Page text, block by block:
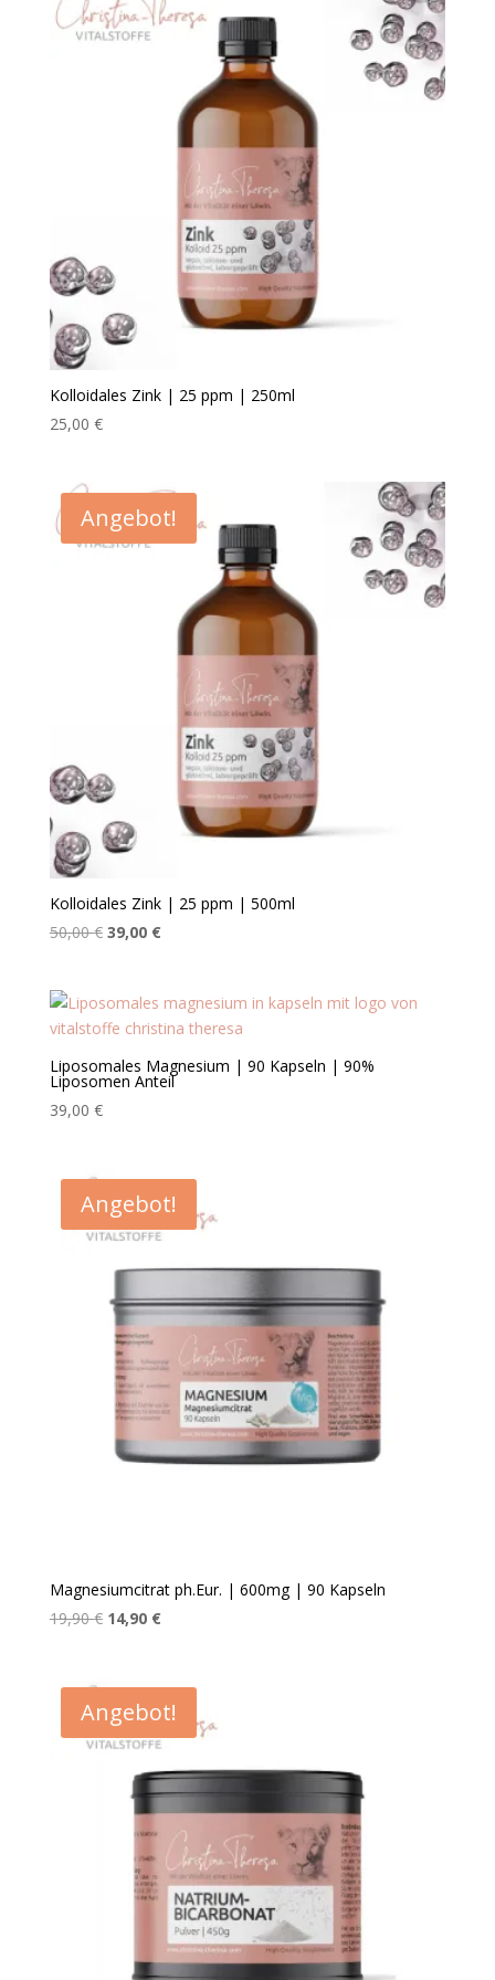
Kolloidales Zink | 25 ppm | 250ml
25,00 €
Angebot!
Kolloidales Zink | 25 ppm | 500ml
50,00€ Ursprünglicher
50,00 €
39,00 €Aktueller
39,00 €.
Liposomales Magnesium | 90 Kapseln | 90%
Liposomen Anteil
39,00 €
Angebot!
Magnesiumcitrat ph.Eur. | 600mg | 90 Kapseln
19,90€ Ursprünglicher
19,90 €
14,90 €Aktueller
14,90 €.
Angebot!